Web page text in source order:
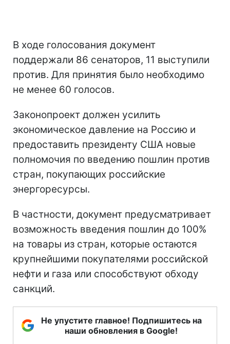
В ходе голосования документ
поддержали 86 сенаторов, 11 выступили
против. Для принятия было необходимо
не менее 60 голосов.
Законопроект должен усилить
экономическое давление на Россию и
предоставить президенту США новые
полномочия по введению пошлин против
стран, покупающих российские
энергоресурсы.
В частности, документ предусматривает
возможность введения пошлин до 100%
на товары из стран, которые остаются
крупнейшими покупателями российской
нефти и газа или способствуют обходу
санкций.
Не упустите главное! Подпишитесь на
наши обновления в Google!